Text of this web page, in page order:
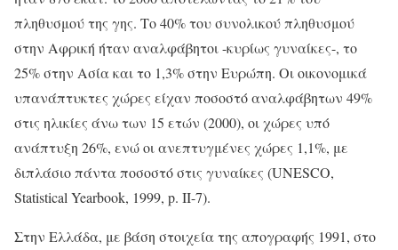
πληθυσμού της γης. Το 40% του συνολικού πληθυσμού
στην Αφρική ήταν αναλφάβητοι -κυρίως γυναίκες-, το
25% στην Ασία και το 1,3% στην Ευρώπη. Οι οικονομικά
υπανάπτυκτες χώρες είχαν ποσοστό αναλφάβητων 49%
στις ηλικίες άνω των 15 ετών (2000), οι χώρες υπό
ανάπτυξη 26%, ενώ οι ανεπτυγμένες χώρες 1,1%, με
διπλάσιο πάντα ποσοστό στις γυναίκες (UNESCO,
Statistical Yearbook, 1999, p. II-7).
Στην Ελλάδα, με βάση στοιχεία της απογραφής 1991, στο